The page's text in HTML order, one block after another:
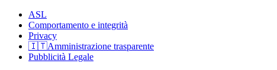
ASL
Comportamento e integrità
Privacy
🇮🇹Amministrazione trasparente
Pubblicità Legale